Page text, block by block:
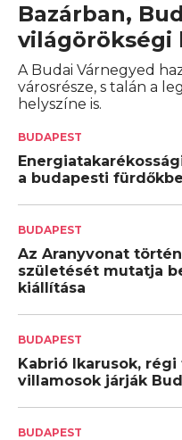
Bazárban,
világörökségi
A Budai Várnegyed
városrésze, s talán a
helyszíne is.
BUDAPEST
a budapesti
BUDAPEST
Az Aranyvonat
születését mutatja
kiállítása
BUDAPEST
Kabrió Ikarusok,
villamosok járják
BUDAPEST